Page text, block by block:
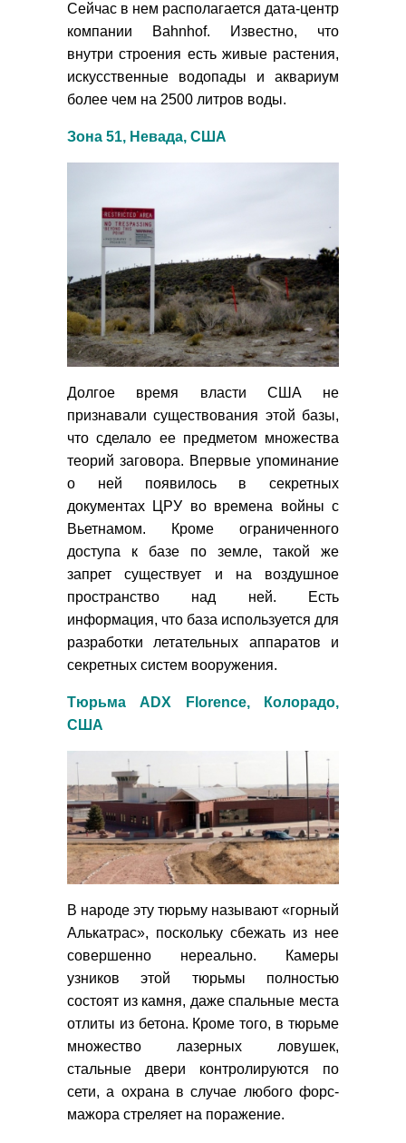
Сейчас в нем располагается дата-центр
компании Bahnhof. Известно, что
внутри строения есть живые растения,
искусственные водопады и аквариум
более чем на 2500 литров воды.
Зона 51, Невада, США
Долгое время власти США не
признавали существования этой базы,
что сделало ее предметом множества
теорий заговора. Впервые упоминание
о ней появилось в секретных
документах ЦРУ во времена войны с
Вьетнамом. Кроме ограниченного
доступа к базе по земле, такой же
запрет существует и на воздушное
пространство над ней. Есть
информация, что база используется для
разработки летательных аппаратов и
секретных систем вооружения.
Тюрьма ADX Florence, Колорадо,
США
В народе эту тюрьму называют «горный
Алькатрас», поскольку сбежать из нее
совершенно нереально. Камеры
узников этой тюрьмы полностью
состоят из камня, даже спальные места
отлиты из бетона. Кроме того, в тюрьме
множество лазерных ловушек,
стальные двери контролируются по
сети, а охрана в случае любого форс-
мажора стреляет на поражение.